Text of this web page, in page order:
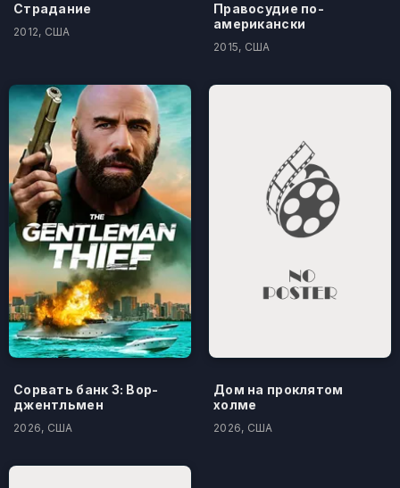
Страдание
2012, США
Правосудие по-
американски
2015, США
Сорвать банк 3: Вор-
джентльмен
2026, США
Дом на проклятом
холме
2026, США